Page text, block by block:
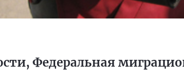
Федеральная